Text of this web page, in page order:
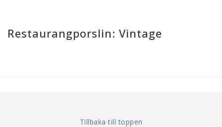
Restaurangporslin: Vintage
Tillbaka till toppen